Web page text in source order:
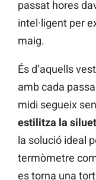
passat hores
intel·ligent per
maig.
És d’aquells
amb cada
midi segueix
estilitza la
la solució ideal
termòmetre
es torna una